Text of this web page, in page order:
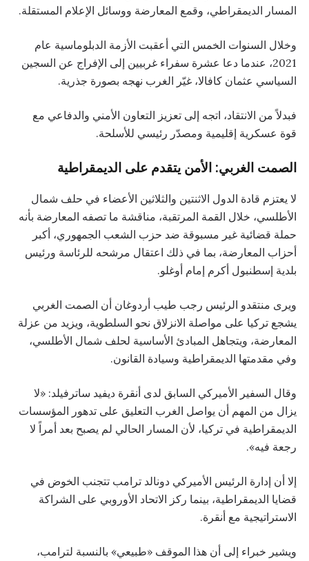
المسار الديمقراطي، وقمع المعارضة ووسائل الإعلام المستقلة.
وخلال السنوات الخمس التي أعقبت الأزمة الدبلوماسية عام
2021، عندما دعا عشرة سفراء غربيين إلى الإفراج عن السجين
السياسي عثمان كافالا، غيّر الغرب نهجه بصورة جذرية.
فبدلاً من الانتقاد، اتجه إلى تعزيز التعاون الأمني والدفاعي مع
قوة عسكرية إقليمية ومصدّر رئيسي للأسلحة.
الصمت الغربي: الأمن يتقدم على الديمقراطية
لا يعتزم قادة الدول الاثنتين والثلاثين الأعضاء في حلف شمال
الأطلسي، خلال القمة المرتقبة، مناقشة ما تصفه المعارضة بأنه
حملة قضائية غير مسبوقة ضد حزب الشعب الجمهوري، أكبر
أحزاب المعارضة، بما في ذلك اعتقال مرشحه للرئاسة ورئيس
بلدية إسطنبول أكرم إمام أوغلو.
ويرى منتقدو الرئيس رجب طيب أردوغان أن الصمت الغربي
يشجع تركيا على مواصلة الانزلاق نحو السلطوية، ويزيد من عزلة
المعارضة، ويتجاهل المبادئ الأساسية لحلف شمال الأطلسي،
وفي مقدمتها الديمقراطية وسيادة القانون.
وقال السفير الأميركي السابق لدى أنقرة ديفيد ساترفيلد: «لا
يزال من المهم أن يواصل الغرب التعليق على تدهور المؤسسات
الديمقراطية في تركيا، لأن المسار الحالي لم يصبح بعد أمراً لا
رجعة فيه».
إلا أن إدارة الرئيس الأميركي دونالد ترامب تتجنب الخوض في
قضايا الديمقراطية، بينما ركز الاتحاد الأوروبي على الشراكة
الاستراتيجية مع أنقرة.
ويشير خبراء إلى أن هذا الموقف «طبيعي» بالنسبة لترامب،